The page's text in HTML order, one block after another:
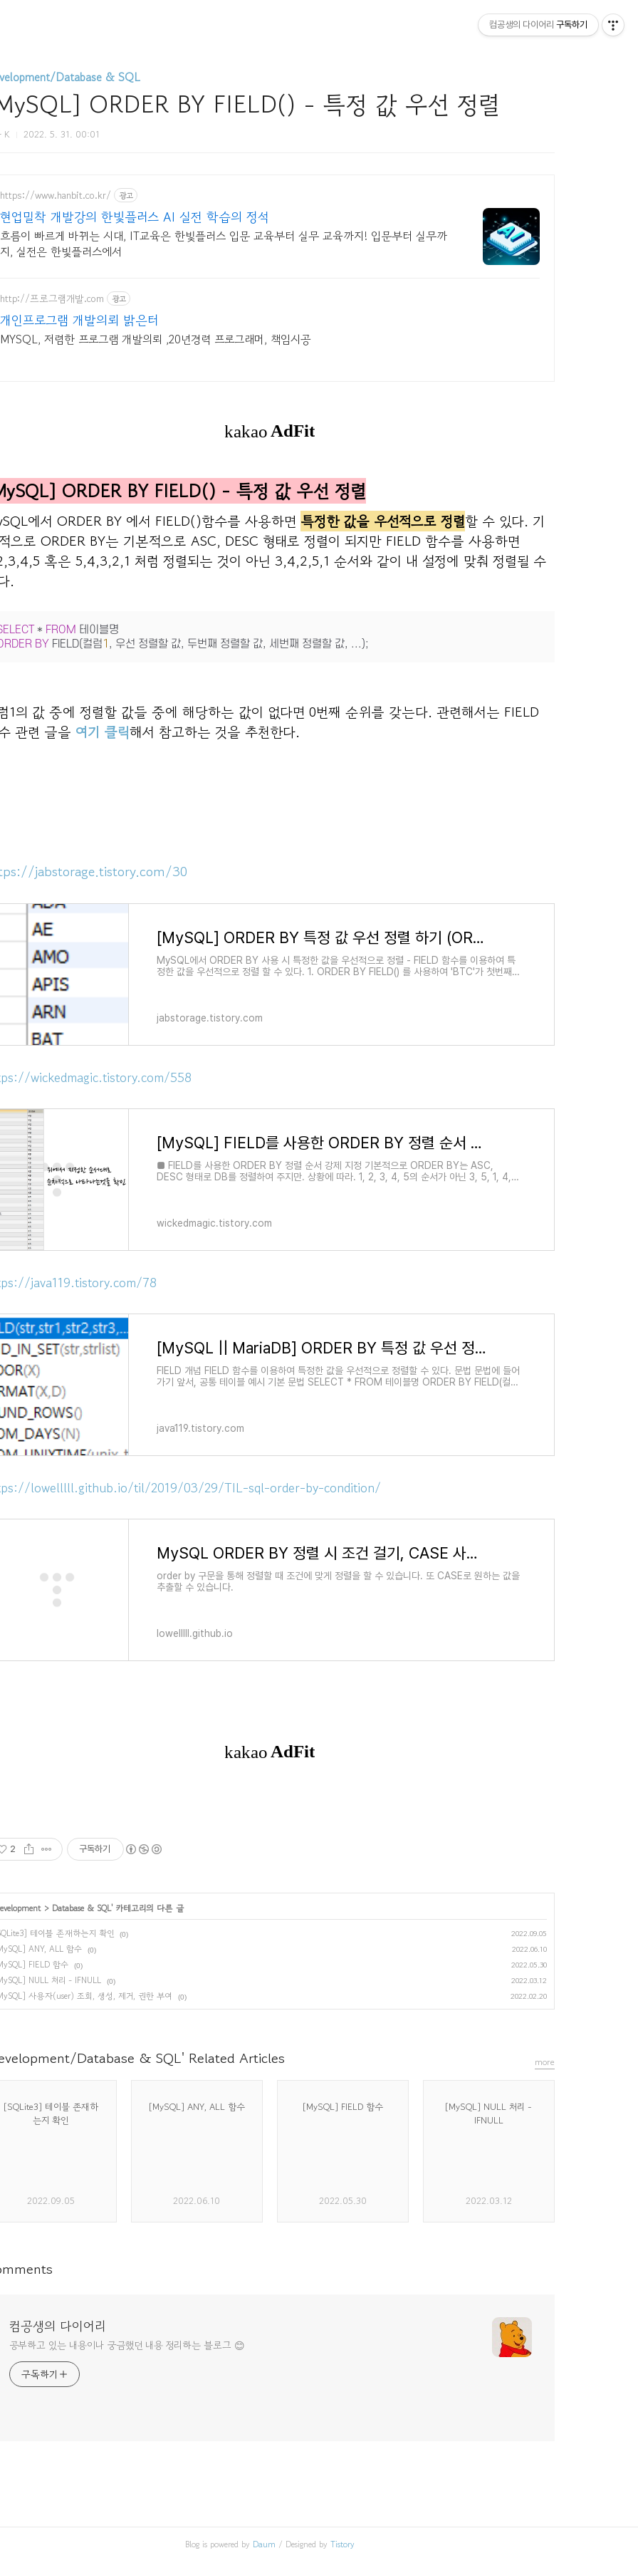
Database & SQL
ORDER BY FIELD() - 특정 값 우선 정렬
K 2022. 5. 31. 00:01
https://www.hanbit.co.kr/ 광고
현업밀착 개발강의 한빛플러스 AI 실전 학습의 정석
흐름이 빠르게 바뀌는 시대, IT교육은 한빛플러스 입문 교육부터 실무 교육까지! 입문부터 실무까
지, 실전은 한빛플러스에서
http://프로그램개발.com 광고
개인프로그램 개발의뢰 밝은터
MYSQL, 저렴한 프로그램 개발의뢰 ,20년경력 프로그래머, 책임시공
ORDER BY FIELD() - 특정 값 우선 정렬
에서 ORDER BY 에서 FIELD()함수를 사용하면 특정한 값을 우선적으로 정렬할 수 있다. 기
으로 ORDER BY는 기본적으로 ASC, DESC 형태로 정렬이 되지만 FIELD 함수를 사용하면
혹은 5,4,3,2,1 처럼 정렬되는 것이 아닌 3,4,2,5,1 순서와 같이 내 설정에 맞춰 정렬될 수
.
* FROM
BY FIELD(컬럼1 , 우선 정렬할 값, 두번째 정렬할 값, 세번째 정렬할 값, ...);
1의 값 중에 정렬할 값들 중에 해당하는 값이 없다면 0번째 순위를 갖는다. 관련해서는 FIELD
관련 글을 여기 클릭해서 참고하는 것을 추천한다.
jabstorage.tistory.com/30
[MySQL] ORDER BY 특정 값 우선 정렬 하기 (ORDER BY FIELD)
MySQL에서 ORDER BY 사용 시 특정한 값을 우선적으로 정렬 - FIELD 함수를 이용하여 특
정한 값을 우선적으로 정렬 할 수 있다. 1. ORDER BY FIELD() 를 사용하여 'BTC'가 첫번째,
jabstorage.tistory.com
wickedmagic.tistory.com/558
[MySQL] FIELD를 사용한 ORDER BY 정렬 순서 강제 지정
■ FIELD를 사용한 ORDER BY 정렬 순서 강제 지정 기본적으로 ORDER BY는 ASC,
DESC 형태로 DB를 정렬하여 주지만. 상황에 따라. 1, 2, 3, 4, 5의 순서가 아닌 3, 5, 1, 4, 2
wickedmagic.tistory.com
java119.tistory.com/78
[MySQL || MariaDB] ORDER BY 특정 값 우선 정렬(feat.FIELD)
FIELD 개념 FIELD 함수를 이용하여 특정한 값을 우선적으로 정렬할 수 있다. 문법 문법에 들어
가기 앞서, 공통 테이블 예시 기본 문법 SELECT * FROM 테이블명 ORDER BY FIELD(컬럼
java119.tistory.com
lowelllll.github.io/til/2019/03/29/TIL-sql-order-by-condition/
MySQL ORDER BY 정렬 시 조건 걸기, CASE 사용하기
order by 구문을 통해 정렬할 때 조건에 맞게 정렬을 할 수 있습니다. 또 CASE로 원하는 값을
추출할 수 있습니다.
lowelllll.github.io
2 구독하기
> Database & SQL' 카테고리의 다른 글
테이블 존재하는지 확인 (0) 2022.09.05
ANY, ALL 함수 (0) 2022.06.10
FIELD 함수 (0) 2022.05.30
NULL 처리 - IFNULL (0) 2022.03.12
사용자(user) 조회, 생성, 제거, 권한 부여 (0) 2022.02.20
Database & SQL' Related Articles
[SQLite3] 테이블 존재하
는지 확인
2022.09.05
[MySQL] ANY, ALL 함수
2022.06.10
[MySQL] FIELD 함수
2022.05.30
[MySQL] NULL 처리 -
IFNULL
2022.03.12
more
컴공생의 다이어리
공부하고 있는 내용이나 궁금했던 내용 정리하는 블로그 😊
구독하기
Blog is powered by Daum / Designed by Tistory
컴공생의 다이어리 구독하기